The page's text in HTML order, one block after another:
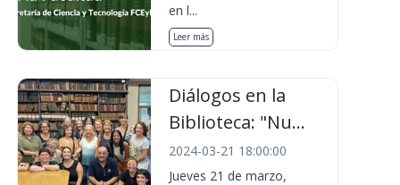
en l...
Leer más
Diálogos en la
Biblioteca: "Nu...
2024-03-21 18:00:00
Jueves 21 de marzo,